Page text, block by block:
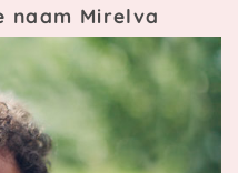
naam Mirelva